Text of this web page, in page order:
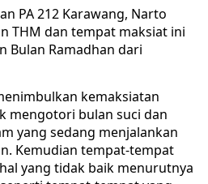
PA 212 Karawang, Narto
THM dan tempat maksiat ini
Bulan Ramadhan dari
kemaksiatan
mengotori bulan suci dan
yang sedang menjalankan
Kemudian tempat-tempat
yang tidak baik menurutnya